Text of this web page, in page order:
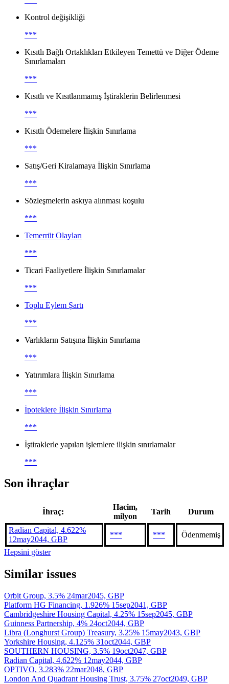
Kontrol değişikliği
***
Kısıtlı Bağlı Ortaklıkları Etkileyen Temettü ve Diğer Ödeme
Sınırlamaları
***
Kısıtlı ve Kısıtlanmamış İştiraklerin Belirlenmesi
***
Kısıtlı Ödemelere İlişkin Sınırlama
***
Satış/Geri Kiralamaya İlişkin Sınırlama
***
Sözleşmelerin askıya alınması koşulu
***
Temerrüt Olayları
***
Ticari Faaliyetlere İlişkin Sınırlamalar
***
Toplu Eylem Şartı
***
Varlıkların Satışına İlişkin Sınırlama
***
Yatırımlara İlişkin Sınırlama
***
İpoteklere İlişkin Sınırlama
***
İştiraklerle yapılan işlemlere ilişkin sınırlamalar
***
Son ihraçlar
İhraç:
Hacim,
milyon
Tarih Durum
Radian Capital, 4.622%
12may2044, GBP
*** ***
Ödenmemiş
Hepsini göster
Similar issues
Orbit Group, 3.5% 24mar2045, GBP
Platform HG Financing, 1.926% 15sep2041, GBP
Cambridgeshire Housing Capital, 4.25% 15sep2045, GBP
Guinness Partnership, 4% 24oct2044, GBP
Libra (Longhurst Group) Treasury, 3.25% 15may2043, GBP
Yorkshire Housing, 4.125% 31oct2044, GBP
SOUTHERN HOUSING, 3.5% 19oct2047, GBP
Radian Capital, 4.622% 12may2044, GBP
OPTIVO, 3.283% 22mar2048, GBP
London And Quadrant Housing Trust, 3.75% 27oct2049, GBP